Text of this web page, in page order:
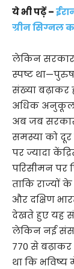
ये भी पढ़ें –
ग्रीन सिग्नल
लेकिन सरकार
स्पष्ट
संख्या बढ़ाकर
अधिक अनुकूल
अब जब
समस्या को
पर ज्यादा
परिसीमन पर
ताकि राज्यों
और दक्षिण
देखते हुए यह
लेकिन नई
770 से
था कि भविष्य